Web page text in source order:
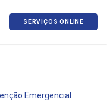
SERVIÇOS ONLINE
Emergencial